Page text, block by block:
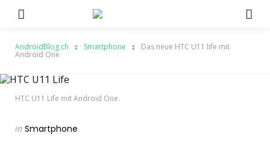
AndroidBlog.ch Smartphone Das neue HTC U11 life mit
Android One
HTC U11 Life mit Android One.
Categories
Posted
in Smartphone